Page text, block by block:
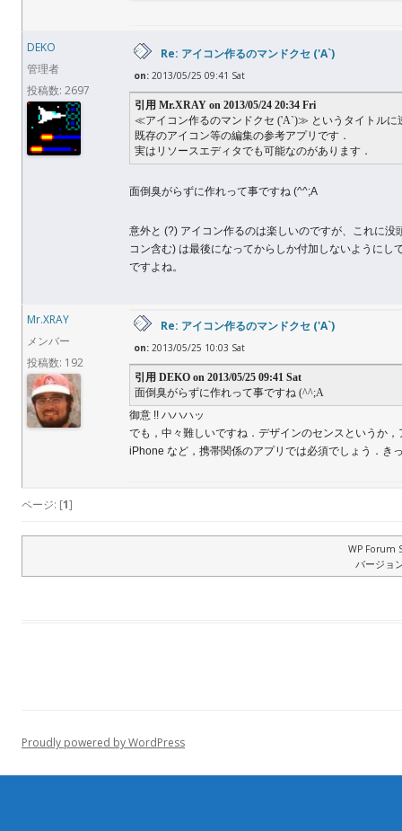
DEKO
管理者
投稿数: 2697
Re: アイコン作るのマンドクセ ('A`)
on: 2013/05/25 09:41 Sat
引用 Mr.XRAY on 2013/05/24 20:34 Fri
≪アイコン作るのマンドクセ ('A`)≫ というタイトルに
既存のアイコン等の編集の参考アプリです．
実はリソースエディタでも可能なのがあります．
面倒臭がらずに作れって事ですね (^^;A
意外と (?) アイコン作るのは楽しいのですが、これに
コン含む) は最後になってからしか付加しないように
ですよね。
Mr.XRAY
メンバー
投稿数: 192
Re: アイコン作るのマンドクセ ('A`)
on: 2013/05/25 10:03 Sat
引用 DEKO on 2013/05/25 09:41 Sat
面倒臭がらずに作れって事ですね (^^;A
御意 !! ハハハッ
でも，中々難しいですね．デザインのセンスというか
iPhone など，携帯関係のアプリでは必須でしょう．き
ページ: [1]
WP Forum
バージョ
Proudly powered by WordPress